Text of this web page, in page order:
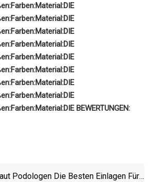
Farben:Material:DIE
Farben:Material:DIE
Farben:Material:DIE
Farben:Material:DIE
Farben:Material:DIE
Farben:Material:DIE
Farben:Material:DIE
Farben:Material:DIE
Farben:Material:DIE BEWERTUNGEN:
Podologen Die Besten Einlagen Für